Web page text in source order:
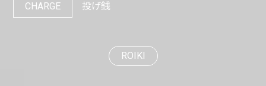
CHARGE 投げ銭
ROIKI